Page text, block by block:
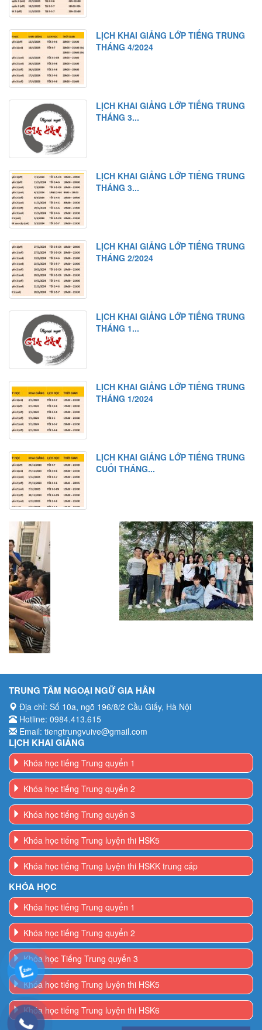
LỊCH KHAI GIẢNG LỚP TIẾNG TRUNG
THÁNG 4/2024
LỊCH KHAI GIẢNG LỚP TIẾNG TRUNG
THÁNG 3...
LỊCH KHAI GIẢNG LỚP TIẾNG TRUNG
THÁNG 3...
LỊCH KHAI GIẢNG LỚP TIẾNG TRUNG
THÁNG 2/2024
LỊCH KHAI GIẢNG LỚP TIẾNG TRUNG
THÁNG 1...
LỊCH KHAI GIẢNG LỚP TIẾNG TRUNG
THÁNG 1/2024
LỊCH KHAI GIẢNG LỚP TIẾNG TRUNG
CUỐI THÁNG...
TRUNG TÂM NGOẠI NGỮ GIA HÂN
Địa chỉ: Số 10a, ngõ 196/8/2 Cầu Giấy, Hà Nội
Hotline: 0984.413.615
Email: tiengtrungvuive@gmail.com
LỊCH KHAI GIẢNG
Khóa học tiếng Trung quyển 1
Khóa học tiếng Trung quyển 2
Khóa học tiếng Trung quyển 3
Khóa học tiếng Trung luyện thi HSK5
Khóa học tiếng Trung luyện thi HSKK trung cấp
KHÓA HỌC
Khóa học tiếng Trung quyển 1
Khóa học tiếng Trung quyển 2
Khóa học Tiếng Trung quyển 3
Khóa học tiếng Trung luyện thi HSK5
Khóa học tiếng Trung luyện thi HSK6